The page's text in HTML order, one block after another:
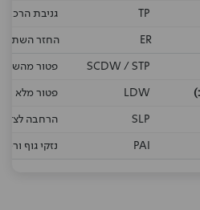
TP גניבת
ER החזר
SCDW / STP פטור
LDW פטור מלא
SLP הרחבה לצד
PAI נזקי גוף